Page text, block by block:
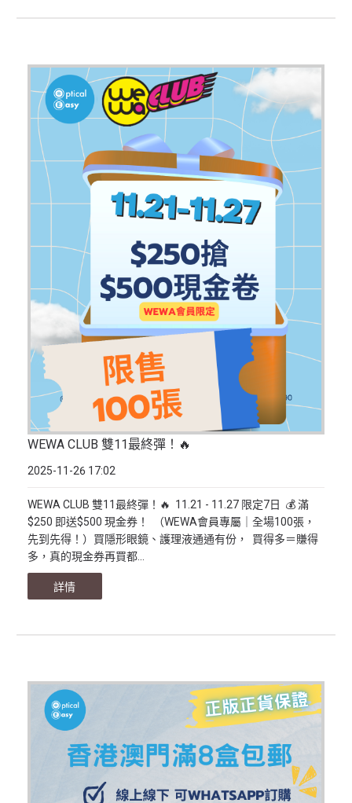
WEWA CLUB 雙11最終彈！🔥
2025-11-26 17:02
WEWA CLUB 雙11最終彈！🔥 11.21 - 11.27 限定7日 💰 滿
$250 即送$500 現金券！ （WEWA會員專屬｜全場100張，
先到先得！）買隱形眼鏡、護理液通通有份， 買得多＝賺得
多，真的現金券再買都...
詳情